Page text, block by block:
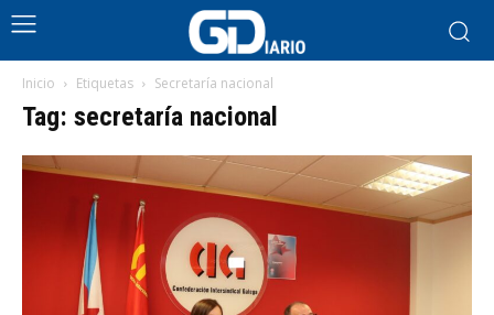
Inicio Etiquetas Secretaría nacional
Tag: secretaría nacional